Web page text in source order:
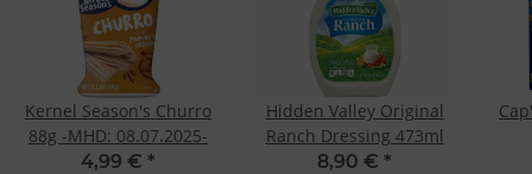
Kernel Season's Churro
88g -MHD: 08.07.2025-
4,99 € *
Hidden Valley Original
Ranch Dressing 473ml
8,90 € *